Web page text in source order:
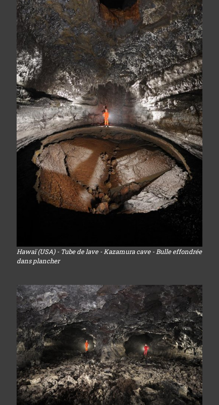
Hawaï (USA) - Tube de lave - Kazamura cave - Bulle effondrée
dans plancher